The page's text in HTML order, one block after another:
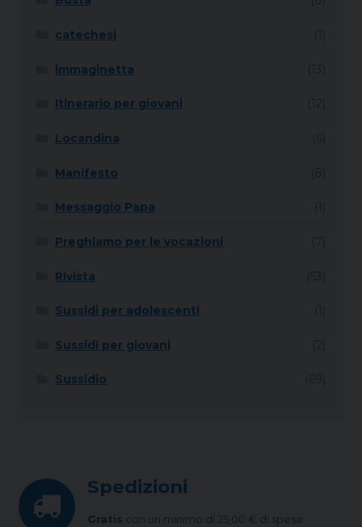
catechesi
immaginetta
Itinerario per giovani
Locandina
Manifesto
Messaggio Papa
Preghiamo per le vocazioni
Rivista
Sussidi per adolescenti
Sussidi per giovani
Sussidio
Spedizioni
Gratis con un minimo di 25,00 € di spesa.